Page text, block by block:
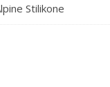
Stilikone